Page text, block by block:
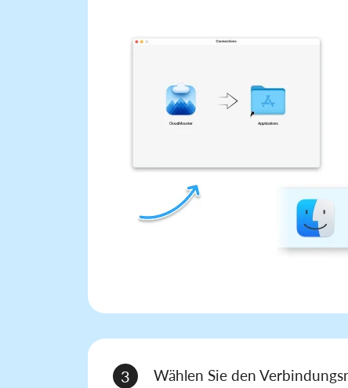
3
Wählen Sie den